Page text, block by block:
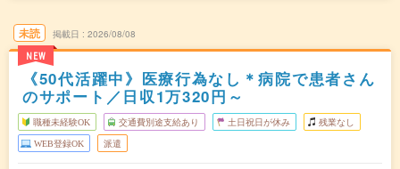
未読
NEW
掲載日 2026/08/08
《50代活躍中》医療行為なし＊病院で患者さん
のサポート／日収1万320円～
職種未経験OK 交通費別途支給あり 土日祝日が休み 残業なし
WEB登録OK 派遣